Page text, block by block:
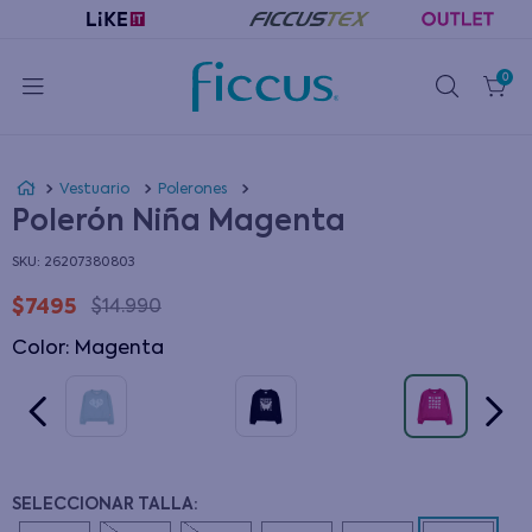
0
Vestuario Polerones
Polerón Niña Magenta
: 26207380803
$7495 $14.990
Color: magenta